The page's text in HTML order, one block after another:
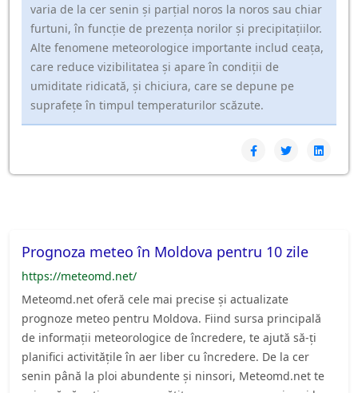
varia de la cer senin și parțial noros la noros sau chiar
furtuni, în funcție de prezența norilor și precipitațiilor.
Alte fenomene meteorologice importante includ ceața,
care reduce vizibilitatea și apare în condiții de
umiditate ridicată, și chiciura, care se depune pe
suprafețe în timpul temperaturilor scăzute.
Prognoza meteo în Moldova pentru 10 zile
https://meteomd.net/
Meteomd.net oferă cele mai precise și actualizate
prognoze meteo pentru Moldova. Fiind sursa principală
de informații meteorologice de încredere, te ajută să-ți
planifici activitățile în aer liber cu încredere. De la cer
senin până la ploi abundente și ninsori, Meteomd.net te